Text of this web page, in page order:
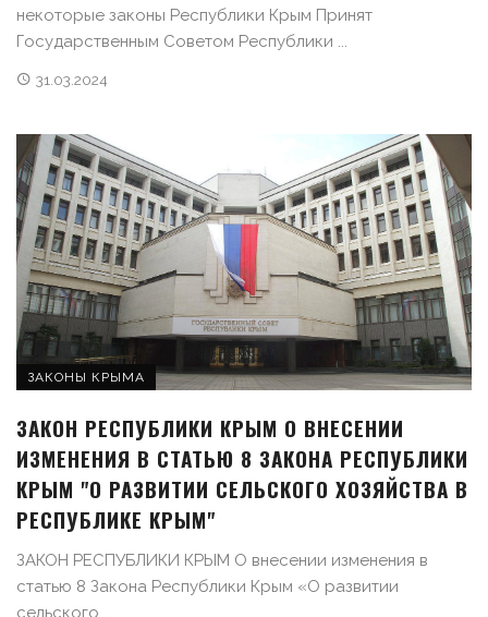
некоторые законы Республики Крым Принят
Государственным Советом Республики ...
31.03.2024
ЗАКОНЫ КРЫМА
ЗАКОН РЕСПУБЛИКИ КРЫМ О ВНЕСЕНИИ
ИЗМЕНЕНИЯ В СТАТЬЮ 8 ЗАКОНА РЕСПУБЛИКИ
КРЫМ "О РАЗВИТИИ СЕЛЬСКОГО ХОЗЯЙСТВА В
РЕСПУБЛИКЕ КРЫМ"
ЗАКОН РЕСПУБЛИКИ КРЫМ О внесении изменения в
статью 8 Закона Республики Крым «О развитии
сельского ...